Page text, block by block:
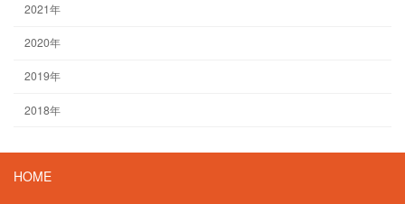
2021年
2020年
2019年
2018年
HOME